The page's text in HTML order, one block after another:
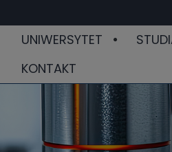
UNIWERSYTET
KONTAKT